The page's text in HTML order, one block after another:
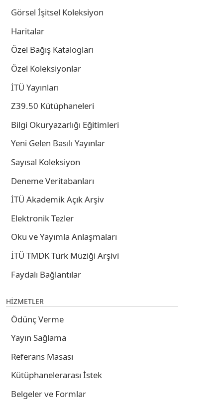
Görsel İşitsel Koleksiyon
Haritalar
Özel Bağış Katalogları
Özel Koleksiyonlar
İTÜ Yayınları
Z39.50 Kütüphaneleri
Bilgi Okuryazarlığı Eğitimleri
Yeni Gelen Basılı Yayınlar
Sayısal Koleksiyon
Deneme Veritabanları
İTÜ Akademik Açık Arşiv
Elektronik Tezler
Oku ve Yayımla Anlaşmaları
İTÜ TMDK Türk Müziği Arşivi
Faydalı Bağlantılar
HİZMETLER
Ödünç Verme
Yayın Sağlama
Referans Masası
Kütüphanelerarası İstek
Belgeler ve Formlar